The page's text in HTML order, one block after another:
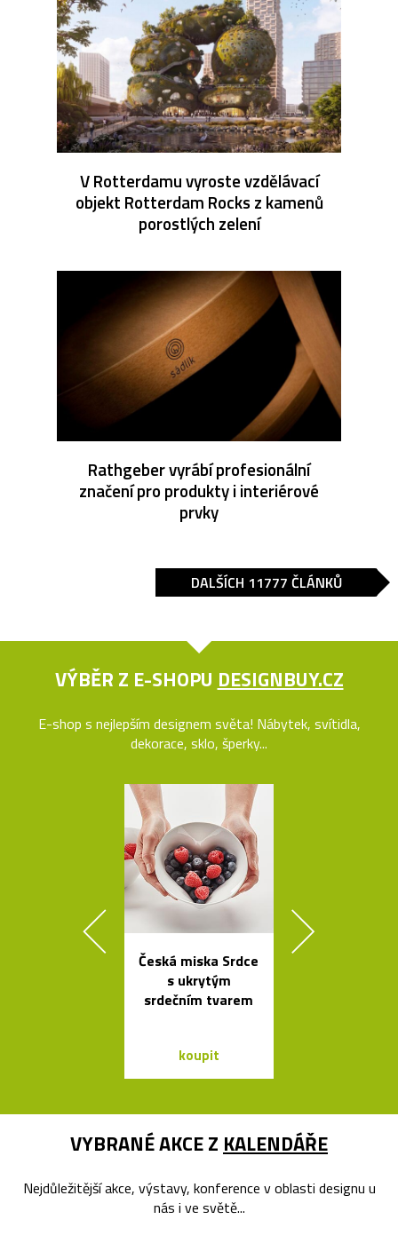
V Rotterdamu vyroste vzdělávací
objekt Rotterdam Rocks z kamenů
porostlých zelení
Rathgeber vyrábí profesionální
značení pro produkty i interiérové
prvky
DALŠÍCH 11777 ČLÁNKŮ
VÝBĚR Z E-SHOPU DESIGNBUY.CZ
E-shop s nejlepším designem světa! Nábytek, svítidla,
dekorace, sklo, šperky...
Česká miska Srdce
s ukrytým
srdečním tvarem
koupit
VYBRANÉ AKCE Z KALENDÁŘE
Nejdůležitější akce, výstavy, konference v oblasti designu u
nás i ve světě...